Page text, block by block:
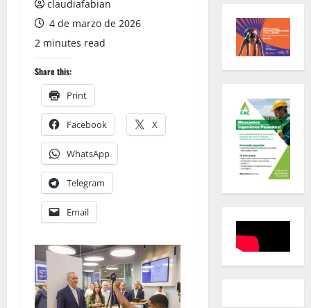
claudiafabian
4 de marzo de 2026
2 minutes read
Share this:
Print
Facebook X
WhatsApp
Telegram
Email